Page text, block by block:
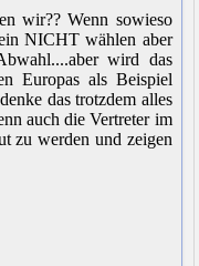
wir?? Wenn sowieso
NICHT wählen aber
wird das
Europas als Beispiel
das trotzdem alles
auch die Vertreter im
zu werden und zeigen